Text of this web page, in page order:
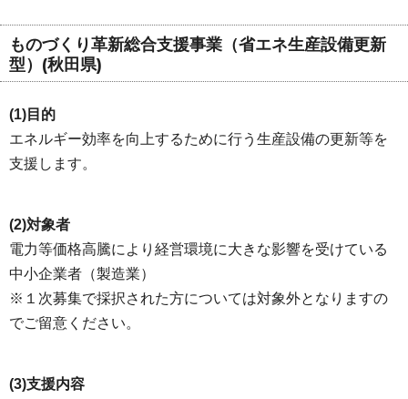
ものづくり革新総合支援事業（省エネ生産設備更新
型）(秋田県)
(1)目的
エネルギー効率を向上するために行う生産設備の更新等を
支援します。
(2)対象者
電力等価格高騰により経営環境に大きな影響を受けている
中小企業者（製造業）
※１次募集で採択された方については対象外となりますの
でご留意ください。
(3)支援内容